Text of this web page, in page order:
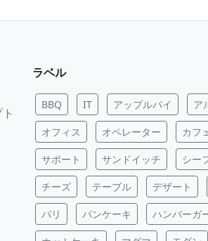
ラベル
BBQ IT アップルパイ ア
オフィス オペレーター カフ
サポート サンドイッチ シー
チーズ テーブル デザート
パリ パンケーキ ハンバーガ